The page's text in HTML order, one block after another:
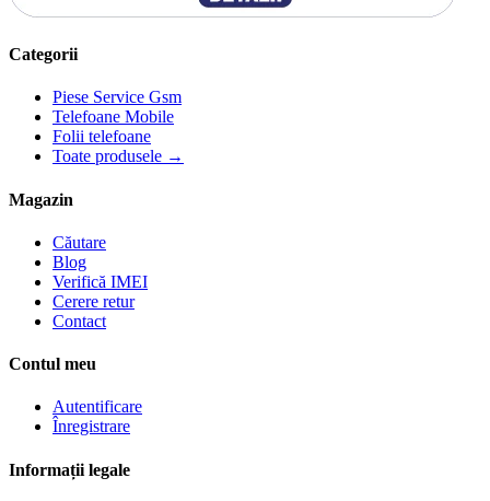
Categorii
Piese Service Gsm
Telefoane Mobile
Folii telefoane
Toate produsele →
Magazin
Căutare
Blog
Verifică IMEI
Cerere retur
Contact
Contul meu
Autentificare
Înregistrare
Informații legale